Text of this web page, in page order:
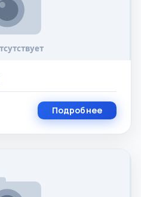
Подробнее